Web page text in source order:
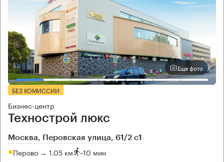
Еще фото
БЕЗ КОМИССИИ
Бизнес-центр
Технострой люкс
Москва, Перовская улица, 61/2 с1
Перово → 1.05 км ~10 мин